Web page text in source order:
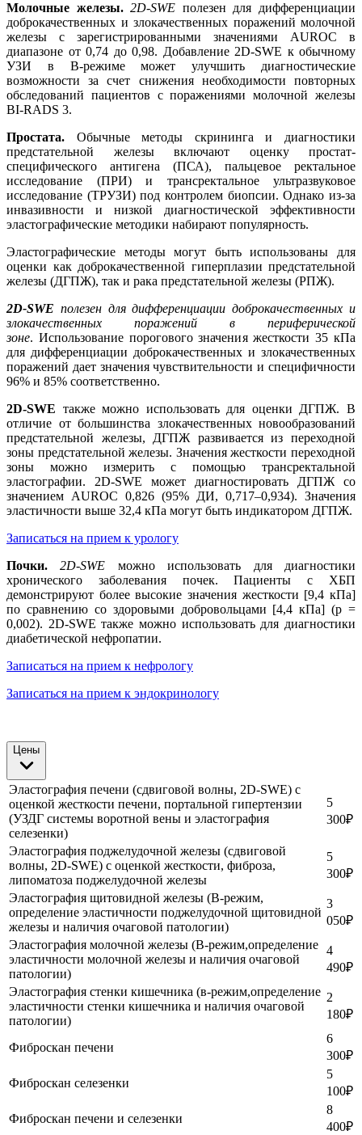
Молочные железы.2D-SWE полезен для дифференциации
доброкачественных и злокачественных поражений молочной
железы с зарегистрированными значениями AUROC в
диапазоне от 0,74 до 0,98. Добавление 2D-SWE к обычному
УЗИ в В-режиме может улучшить диагностические
возможности за счет снижения необходимости повторных
обследований пациентов с поражениями молочной железы
BI-RADS 3.
Простата. Обычные методы скрининга и диагностики
предстательной железы включают оценку простат-
специфического антигена (ПСА), пальцевое ректальное
исследование (ПРИ) и трансректальное ультразвуковое
исследование (ТРУЗИ) под контролем биопсии. Однако из-за
инвазивности и низкой диагностической эффективности
эластографические методики набирают популярность.
Эластографические методы могут быть использованы для
оценки как доброкачественной гиперплазии предстательной
железы (ДГПЖ), так и рака предстательной железы (РПЖ).
2D-SWE полезен для дифференциации доброкачественных и
злокачественных поражений в периферической
зоне. Использование порогового значения жесткости 35 кПа
для дифференциации доброкачественных и злокачественных
поражений дает значения чувствительности и специфичности
96% и 85% соответственно.
2D-SWE также можно использовать для оценки ДГПЖ. В
отличие от большинства злокачественных новообразований
предстательной железы, ДГПЖ развивается из переходной
зоны предстательной железы. Значения жесткости переходной
зоны можно измерить с помощью трансректальной
эластографии. 2D-SWE может диагностировать ДГПЖ со
значением AUROC 0,826 (95% ДИ, 0,717–0,934). Значения
эластичности выше 32,4 кПа могут быть индикатором ДГПЖ.
Записаться на прием к урологу
Почки.2D-SWE можно использовать для диагностики
хронического заболевания почек. Пациенты с ХБП
демонстрируют более высокие значения жесткости [9,4 кПа]
по сравнению со здоровыми добровольцами [4,4 кПа] (p =
0,002). 2D-SWE также можно использовать для диагностики
диабетической нефропатии.
Записаться на прием к нефрологу
Записаться на прием к эндокринологу
Цены
Эластография печени (сдвиговой волны, 2D-SWE) с
оценкой жесткости печени, портальной гипертензии
(УЗДГ системы воротной вены и эластография
селезенки)
5
300₽
Эластография поджелудочной железы (сдвиговой
волны, 2D-SWE) с оценкой жесткости, фиброза,
липоматоза поджелудочной железы
5
300₽
Эластография щитовидной железы (В-режим,
определение эластичности поджелудочной щитовидной
железы и наличия очаговой патологии)
3
050₽
Эластография молочной железы (В-режим,определение
эластичности молочной железы и наличия очаговой
патологии)
4
490₽
Эластография стенки кишечника (в-режим,определение
эластичности стенки кишечника и наличия очаговой
патологии)
2
180₽
Фиброскан печени
6
300₽
Фиброскан селезенки
5
100₽
Фиброскан печени и селезенки
8
400₽